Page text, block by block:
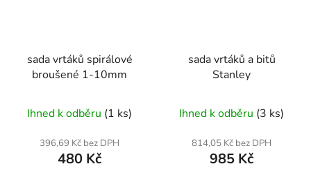
sada vrtáků spirálové
broušené 1-10mm
Ihned k odběru (1 ks)
396,69 Kč bez DPH
480 Kč
sada vrtáků a bitů
Stanley
Ihned k odběru (3 ks)
814,05 Kč bez DPH
985 Kč